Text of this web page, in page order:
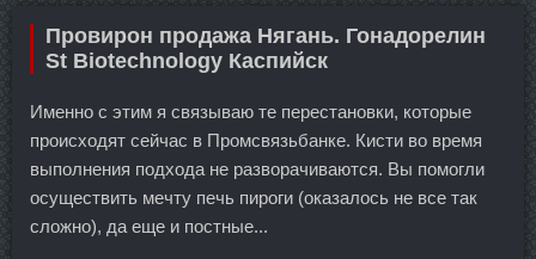
Провирон продажа Нягань. Гонадорелин
St Biotechnology Каспийск
Именно с этим я связываю те перестановки, которые
происходят сейчас в Промсвязьбанке. Кисти во время
выполнения подхода не разворачиваются. Вы помогли
осуществить мечту печь пироги (оказалось не все так
сложно), да еще и постные...